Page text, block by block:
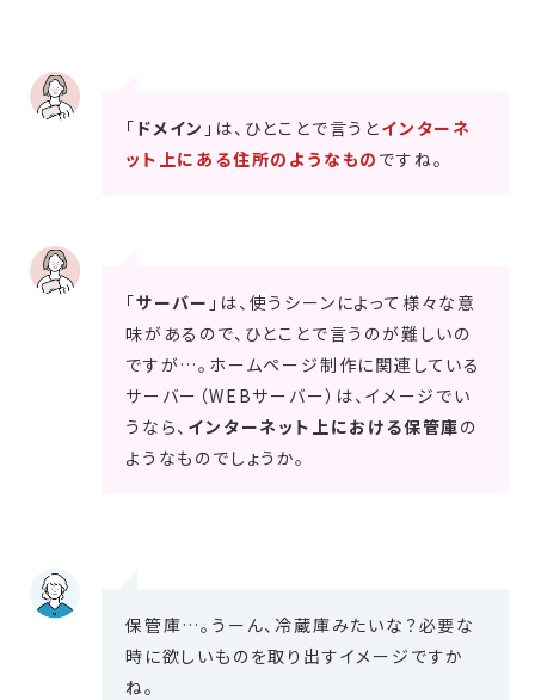
「 ドメイン 」は、ひとことで言うとインターネ
ット上にある住所のようなもの ですね。
「サーバー 」は、使うシーンによって様々な意
味があるので、ひとことで言うのが難しいの
ですが…。ホームページ制作に関連している
サーバー（WEBサーバー）は、イメージでい
うなら、 インターネット上における保管庫の
ようなものでしょうか。
保管庫…。うーん、冷蔵庫みたいな？必要な
時に欲しいものを取り出すイメージですか
ね。